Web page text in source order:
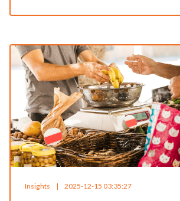
Insights | 2025-12-15 03:35:27